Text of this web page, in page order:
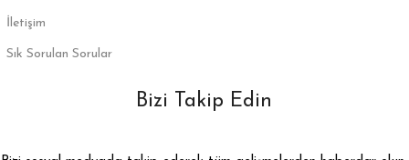
İletişim
Sık Sorulan Sorular
Bizi Takip Edin